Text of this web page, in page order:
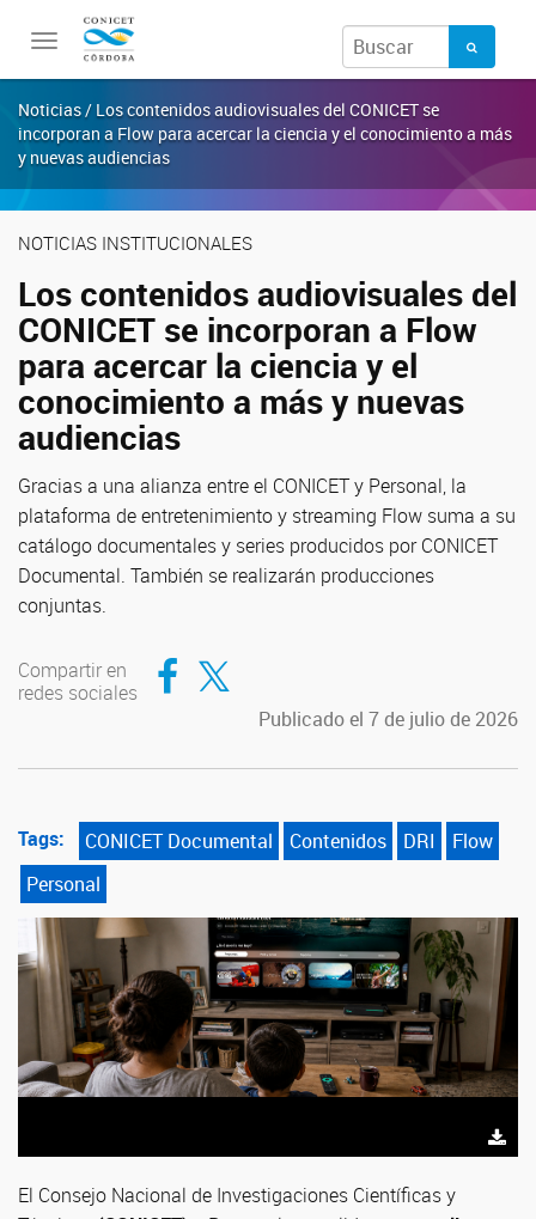
Toggle
navigation
Noticias / Los contenidos audiovisuales del CONICET se
incorporan a Flow para acercar la ciencia y el conocimiento a más
y nuevas audiencias
NOTICIAS INSTITUCIONALES
Los contenidos audiovisuales del
CONICET se incorporan a Flow
para acercar la ciencia y el
conocimiento a más y nuevas
audiencias
Gracias a una alianza entre el CONICET y Personal, la
plataforma de entretenimiento y streaming Flow suma a su
catálogo documentales y series producidos por CONICET
Documental. También se realizarán producciones
conjuntas.
Compartir en
redes sociales
Compartir en Facebook
Compartir en Twitter
Publicado el 7 de julio de 2026
Tags: CONICET Documental Contenidos DRI
Flow
Personal
El Consejo Nacional de Investigaciones Científicas y